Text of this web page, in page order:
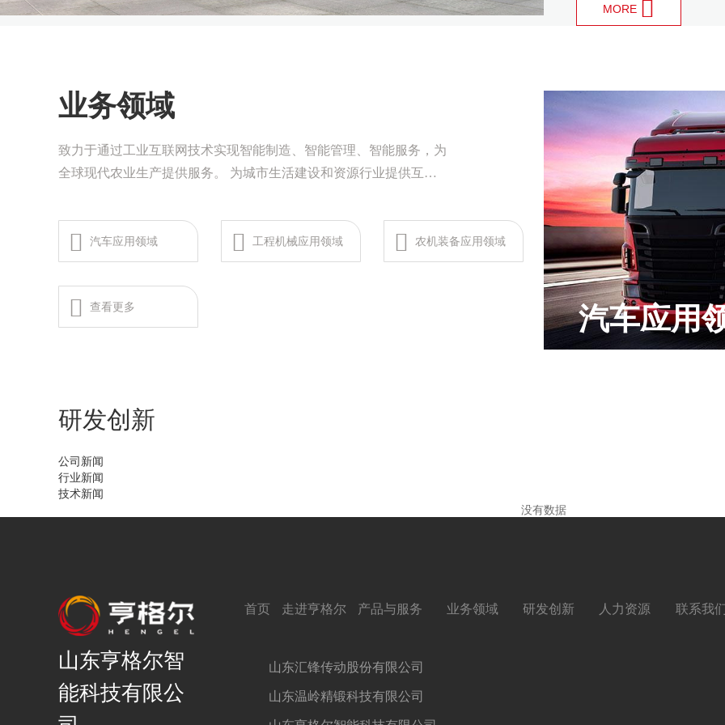
品。
MORE
业务领域
致力于通过工业互联网技术实现智能制造、智能管理、智能服务，为
全球现代农业生产提供服务。 为城市生活建设和资源行业提供互联
汽车应用领域 工程机械应用领域 农机装备应用领域
查看更多 汽车应用
研发创新
公司新闻
行业新闻
技术新闻
没有数据
山东亨格尔智
能科技有限公
首页 走进亨格尔 产品与服务 业务领域 研发创新 人力资源 联系我
山东汇锋传动股份有限公司
山东温岭精锻科技有限公司